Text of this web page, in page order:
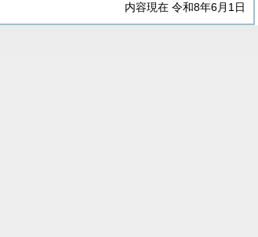
内容現在 令和8年6月1日